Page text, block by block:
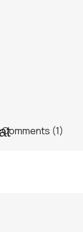
Comments (1)